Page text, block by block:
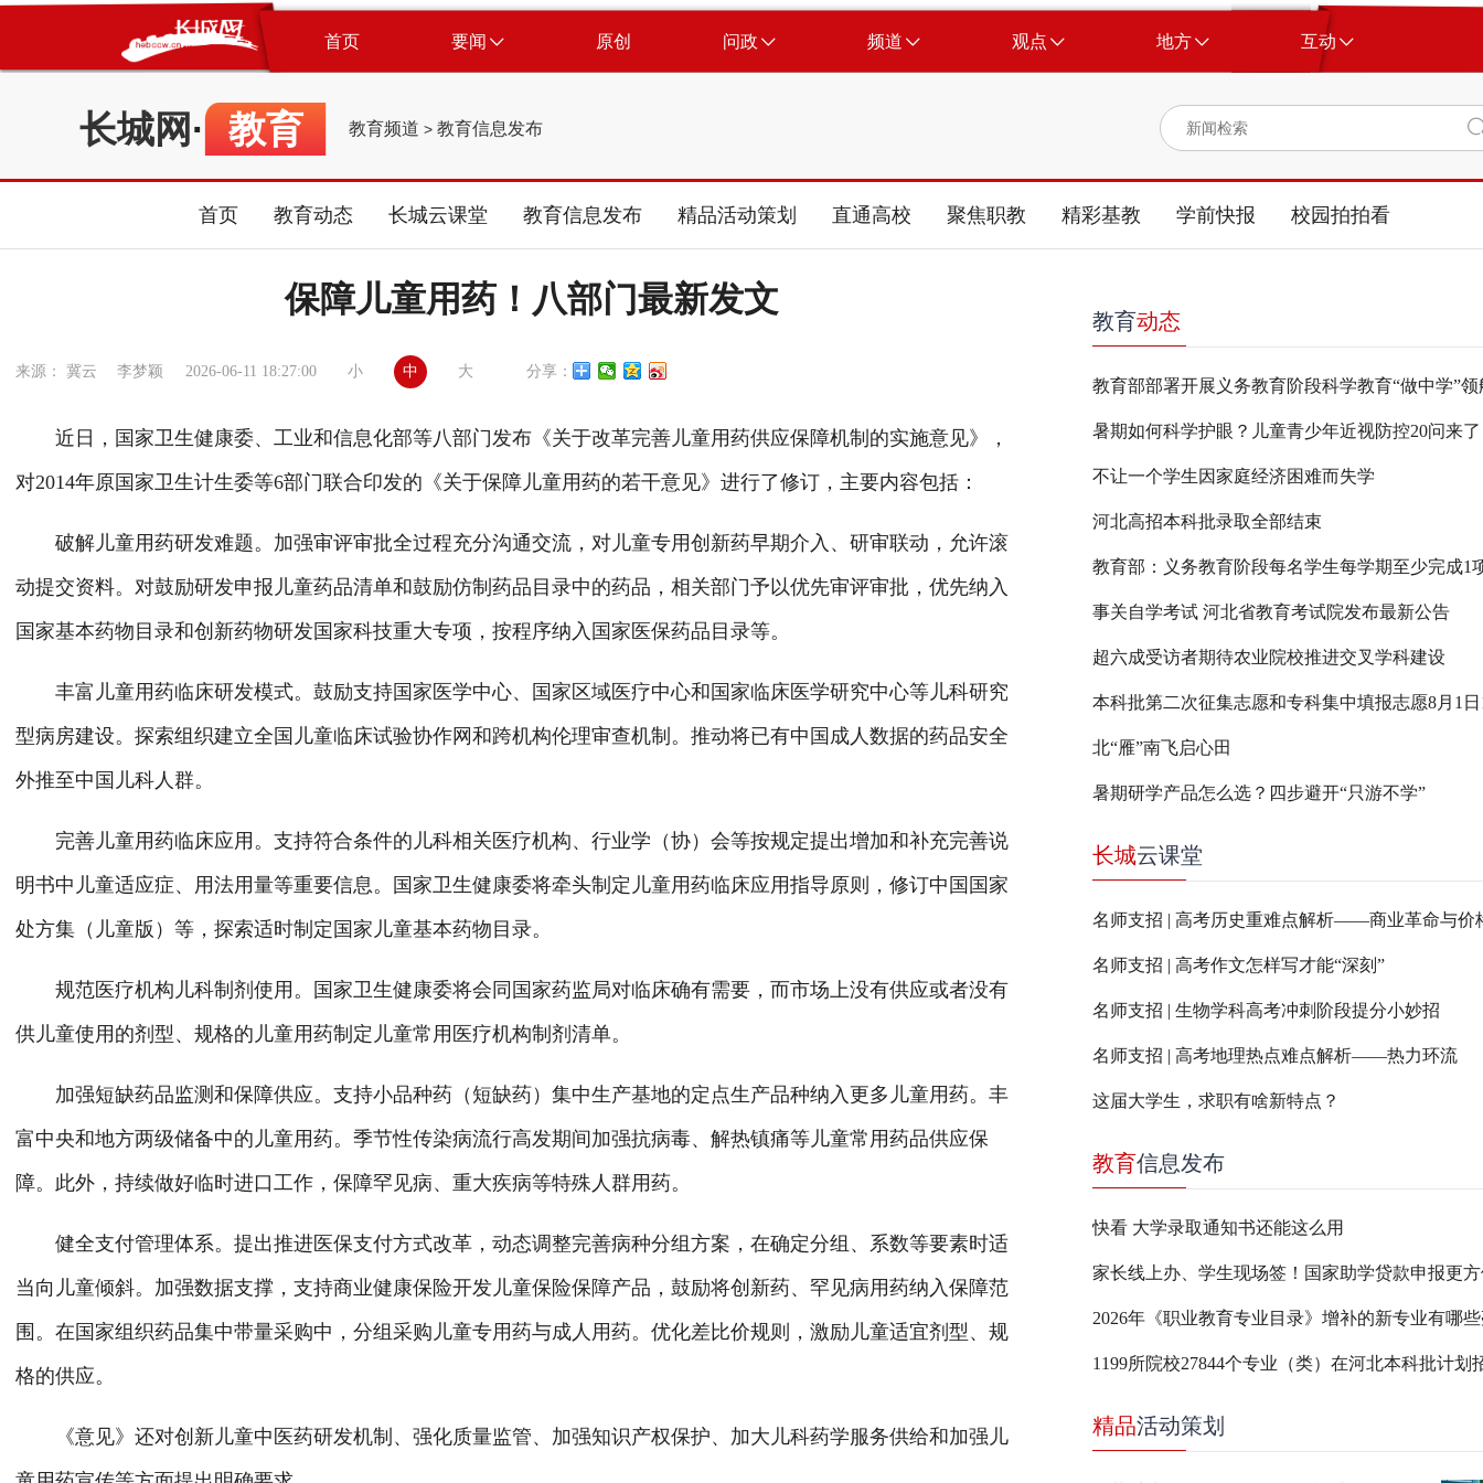
首页 要闻 原创 问政 频道 观点 地方 互动
长城网 · 教育 教育频道 > 教育信息发布
首页 教育动态 长城云课堂 教育信息发布 精品活动策划 直通高校 聚焦职教 精彩基教 学前快报 校园拍拍看
保障儿童用药！八部门最新发文
来源： 冀云 李梦颖 2026-06-11 18:27:00 小 中 大 分享：
近日，国家卫生健康委、工业和信息化部等八部门发布《关于改革完善儿童用药供应保障机制的实施意见》，
对2014年原国家卫生计生委等6部门联合印发的《关于保障儿童用药的若干意见》进行了修订，主要内容包括：
破解儿童用药研发难题。加强审评审批全过程充分沟通交流，对儿童专用创新药早期介入、研审联动，允许滚
动提交资料。对鼓励研发申报儿童药品清单和鼓励仿制药品目录中的药品，相关部门予以优先审评审批，优先纳入
国家基本药物目录和创新药物研发国家科技重大专项，按程序纳入国家医保药品目录等。
丰富儿童用药临床研发模式。鼓励支持国家医学中心、国家区域医疗中心和国家临床医学研究中心等儿科研究
型病房建设。探索组织建立全国儿童临床试验协作网和跨机构伦理审查机制。推动将已有中国成人数据的药品安全
外推至中国儿科人群。
完善儿童用药临床应用。支持符合条件的儿科相关医疗机构、行业学（协）会等按规定提出增加和补充完善说
明书中儿童适应症、用法用量等重要信息。国家卫生健康委将牵头制定儿童用药临床应用指导原则，修订中国国家
处方集（儿童版）等，探索适时制定国家儿童基本药物目录。
规范医疗机构儿科制剂使用。国家卫生健康委将会同国家药监局对临床确有需要，而市场上没有供应或者没有
供儿童使用的剂型、规格的儿童用药制定儿童常用医疗机构制剂清单。
加强短缺药品监测和保障供应。支持小品种药（短缺药）集中生产基地的定点生产品种纳入更多儿童用药。丰
富中央和地方两级储备中的儿童用药。季节性传染病流行高发期间加强抗病毒、解热镇痛等儿童常用药品供应保
障。此外，持续做好临时进口工作，保障罕见病、重大疾病等特殊人群用药。
健全支付管理体系。提出推进医保支付方式改革，动态调整完善病种分组方案，在确定分组、系数等要素时适
当向儿童倾斜。加强数据支撑，支持商业健康保险开发儿童保险保障产品，鼓励将创新药、罕见病用药纳入保障范
围。在国家组织药品集中带量采购中，分组采购儿童专用药与成人用药。优化差比价规则，激励儿童适宜剂型、规
格的供应。
《意见》还对创新儿童中医药研发机制、强化质量监管、加强知识产权保护、加大儿科药学服务供给和加强儿
教育动态
教育部部署开展义务教育阶段科学教育“做中学”领
暑期如何科学护眼？儿童青少年近视防控20问来了
不让一个学生因家庭经济困难而失学
河北高招本科批录取全部结束
事关自学考试 河北省教育考试院发布最新公告
超六成受访者期待农业院校推进交叉学科建设
本科批第二次征集志愿和专科集中填报志愿8月1日
北“雁”南飞启心田
暑期研学产品怎么选？四步避开“只游不学”
长城云课堂
名师支招 | 高考历史重难点解析——商业革命与价
名师支招 | 高考作文怎样写才能“深刻”
名师支招 | 生物学科高考冲刺阶段提分小妙招
名师支招 | 高考地理热点难点解析——热力环流
这届大学生，求职有啥新特点？
教育信息发布
快看 大学录取通知书还能这么用
家长线上办、学生现场签！国家助学贷款申报更
1199所院校27844个专业（类）在河北本科批计划
精品活动策划